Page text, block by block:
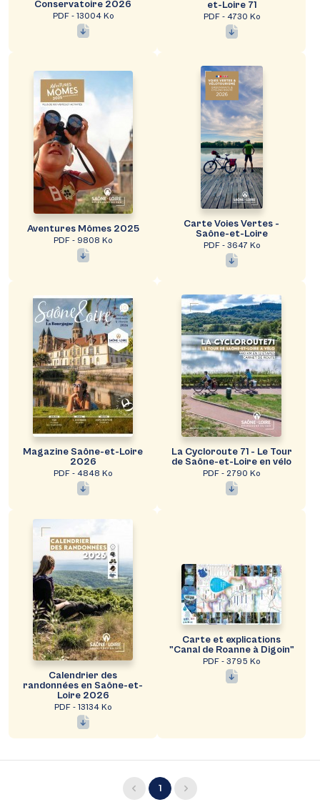
Conservatoire 2026
PDF - 13004 Ko
et-Loire 71
PDF - 4730 Ko
Aventures Mômes 2025
PDF - 9808 Ko
Carte Voies Vertes -
Saône-et-Loire
PDF - 3647 Ko
Magazine Saône-et-Loire
2026
PDF - 4848 Ko
La Cycloroute 71 - Le Tour
de Saône-et-Loire en vélo
PDF - 2790 Ko
Calendrier des
randonnées en Saône-et-
Loire 2026
PDF - 13134 Ko
Carte et explications
"Canal de Roanne à Digoin"
PDF - 3795 Ko
1